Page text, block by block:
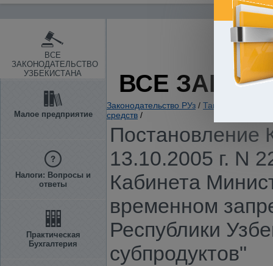
ВСЕ
ЗАКОНОДАТЕЛЬСТВО
УЗБЕКИСТАНА
Малое предприятие
Налоги: Вопросы и
ответы
Практическая
Бухгалтерия
ВСЕ
Законодательство РУз / Таможенное
средств /
Постановление
13.10.2005 г. N
Кабинета
временном
Республики
субпродуктов"